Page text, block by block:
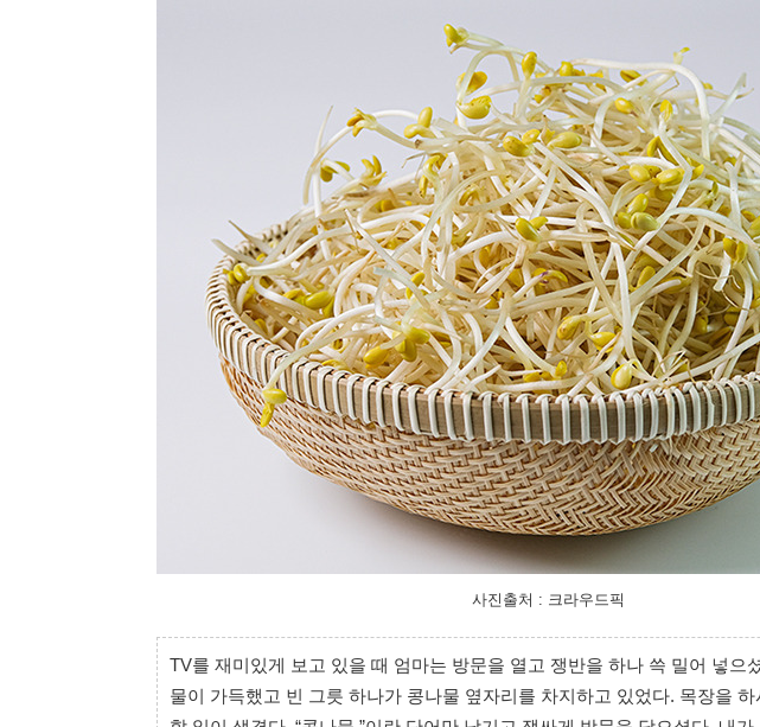
사진출처 : 크라우드픽
TV를 재미있게 보고 있을 때 엄마는 방문을 열고 쟁반을 하나 쓱 밀어 넣으
물이 가득했고 빈 그릇 하나가 콩나물 옆자리를 차지하고 있었다. 목장을 하